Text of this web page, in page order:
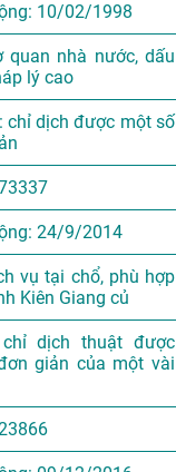
10/02/1998
quan nhà nước, dấu
lý cao
chỉ dịch được một số
24/9/2014
vụ tại chổ, phù hợp
Kiên Giang củ
dịch thuật được
giản của một vài